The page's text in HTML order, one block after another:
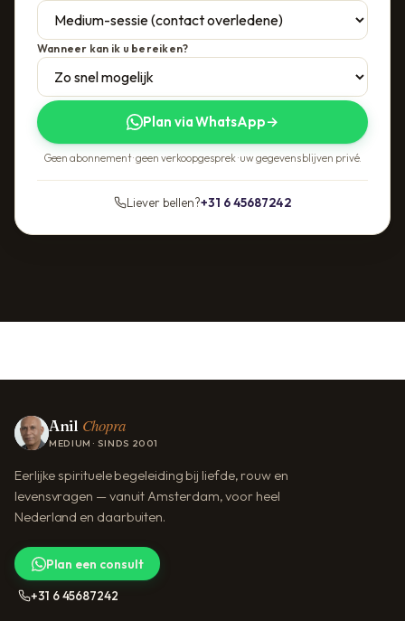
Wanneer kan ik u bereiken?
Plan via WhatsApp→
Geen abonnement · geen verkoopgesprek · uw gegevens blijven privé.
Liever bellen?+31 6 45687242
Anil Chopra
MEDIUM · SINDS 2001
Eerlijke spirituele begeleiding bij liefde, rouw en
levensvragen — vanuit Amsterdam, voor heel
Nederland en daarbuiten.
Plan een consult
+31 6 45687242